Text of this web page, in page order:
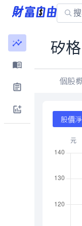
矽格
個股
股價